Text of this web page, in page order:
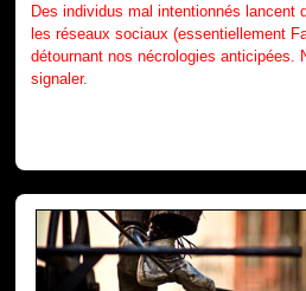
Des individus mal intentionnés lancent
les réseaux sociaux (essentiellement
détournant nos nécrologies anticipées.
signaler.